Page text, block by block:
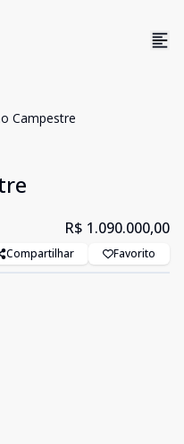
Campestre
R$ 1.090.000,00
Compartilhar Favorito